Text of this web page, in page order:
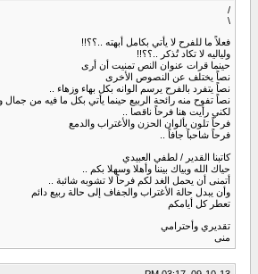
/
\
فعلاً ما للفرح لا يأتي بكامل أبهته ..؟؟!!
ولياليه لا تكاد تُذكر ..؟؟!!
حينما قرات عنوان النص تمنيت أن أرى
نصاً يختلف عن النصوص الأخرى
نصاً يتفرد بالفرح يرسم الوانه بكل بهاء وزهاء ..
نصاً تفوح منه رائحة الربيع حينما يأتي بكل ما فيه من جمال
لكني رأيت هنا فرحاً ناقصا ..
فرحاً تلون بألوان الحزن والأغتراب والدمع
فرحاً شاحباً جافاً ..
كاتبنا القدير / لطفي العبيدي
حياك الله وبياك بيننا وأهلا وسهلا بكم ..
أتمنى أن يحمل الغد لكم فرحاً لا تشوبه شائبة ..
وأن يبدل حالة الأغتراب والجفاف إلى حالة ربيع دائم
تعطر كل أيامكم
تقديري وأحترامي
منى